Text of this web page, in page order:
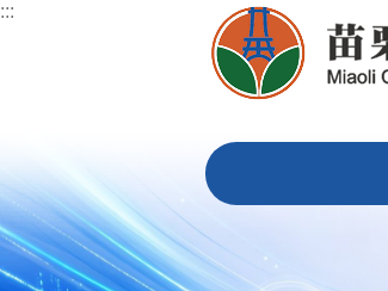
跳到主要內容區塊
:::